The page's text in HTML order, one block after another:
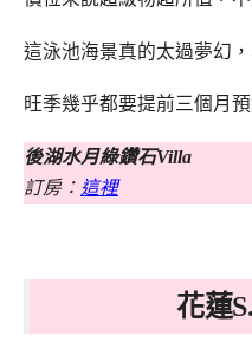
這泳池海景真的太過夢幻，
旺季幾乎都要提前三個月預
後湖水月綠鑽石Villa
訂房： 這裡
花蓮